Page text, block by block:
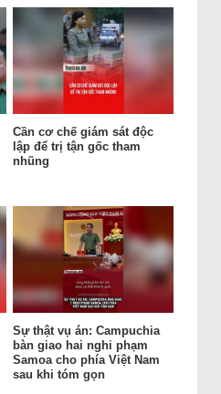
Cần cơ chế giám sát độc
lập để trị tận gốc tham
nhũng
Sự thật vụ án: Campuchia
bàn giao hai nghi phạm
Samoa cho phía Việt Nam
sau khi tóm gọn